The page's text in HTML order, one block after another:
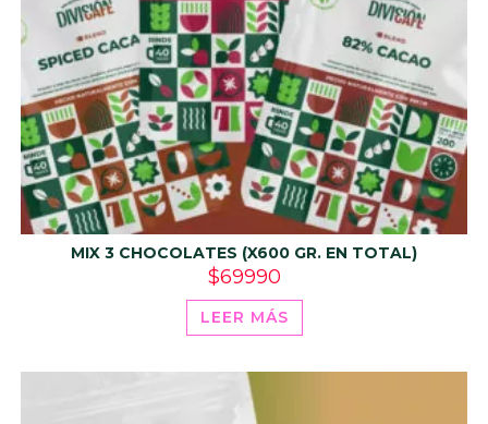
MIX 3 CHOCOLATES (X600 GR. EN TOTAL)
$69990
LEER MÁS